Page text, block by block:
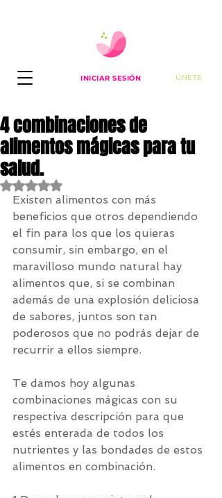
INICIAR SESIÓN ÚNETE
4 combinaciones de
alimentos mágicas para tu
salud.
Obtuvo NaN de 5 estrellas.
Existen alimentos con más
beneficios que otros dependiendo
el fin para los que los quieras
consumir, sin embargo, en el
maravilloso mundo natural hay
alimentos que, si se combinan
además de una explosión deliciosa
de sabores, juntos son tan
poderosos que no podrás dejar de
recurrir a ellos siempre.
Te damos hoy algunas
combinaciones mágicas con su
respectiva descripción para que
estés enterada de todos los
nutrientes y las bondades de estos
alimentos en combinación.